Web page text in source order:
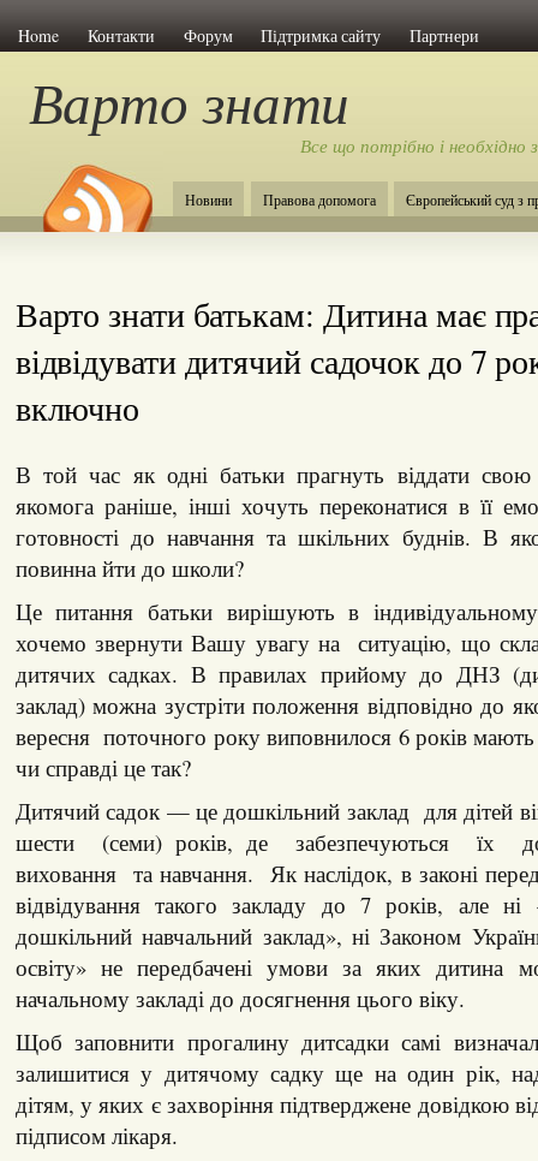
Home Контакти Форум Підтримка сайту Партнери
Варто знати
Все що потрібно і
Новини Правова допомога Європейський суд з
Варто знати батькам: Дитина має
відвідувати дитячий садочок до 7
включно
В той час як одні батьки прагнуть віддати
якомога раніше, інші хочуть переконатися в її
готовності до навчання та шкільних буднів. В
повинна йти до школи?
Це питання батьки вирішують в
хочемо звернути Вашу увагу на ситуацію, що
дитячих садках. В правилах прийому до ДНЗ
заклад) можна зустріти положення відповідно до
вересня поточного року виповнилося 6 років
чи справді це так?
Дитячий садок — це дошкільний заклад для дітей
шести (семи) років, де забезпечуються їх
виховання та навчання. Як наслідок, в законі
відвідування такого закладу до 7 років, але
дошкільний навчальний заклад», ні Законом
освіту» не передбачені умови за яких дитина
начальному закладі до досягнення цього віку.
Щоб заповнити прогалину дитсадки самі
залишитися у дитячому садку ще на один рік,
дітям, у яких є захворіння підтверджене довідкою
підписом лікаря.